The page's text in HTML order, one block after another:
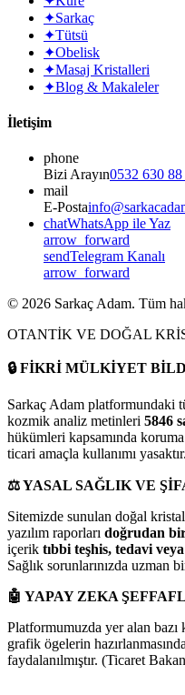
✦Sarkaç
✦Tütsü
✦Obelisk
✦Masaj Kristalleri
✦Blog & Makaleler
İletişim
phone
Bizi Arayın0532 630 88
mail
E-Posta
chatWhatsApp ile Yaz
arrow_forward
sendTelegram Kanalı
arrow_forward
© 2026 Sarkaç Adam. Tüm
OTANTİK VE DOĞAL
🔒FİKRİ MÜLKİYET
Sarkaç Adam platformundaki
kozmik analiz metinleri 5846
hükümleri kapsamında
ticari amaçla kullanımı yasaktır.
⚖️YASAL SAĞLIK VE
Sitemizde sunulan doğal
yazılım raporları doğrudan bir
içerik tıbbi teşhis, tedavi
Sağlık sorunlarınızda uzman
🤖 YAPAY ZEKA
Platformumuzda yer alan bazı
grafik ögelerin
faydalanılmıştır. (Ticaret